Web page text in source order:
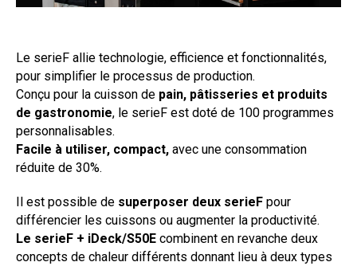
Le serieF allie technologie, efficience et fonctionnalités,
pour simplifier le processus de production.
Conçu pour la cuisson de pain, pâtisseries et produits
de gastronomie, le serieF est doté de 100 programmes
personnalisables.
Facile à utiliser, compact, avec une consommation
réduite de 30%.
Il est possible de superposer deux serieF pour
différencier les cuissons ou augmenter la productivité.
Le serieF + iDeck/S50E combinent en revanche deux
concepts de chaleur différents donnant lieu à deux types